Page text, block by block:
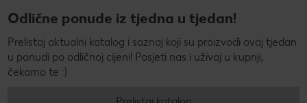
Odlične ponude iz tjedna u tjedan!
Prelistaj aktualni katalog i saznaj koji su proizvodi ovaj tjedan
u ponudi po odličnoj cijeni! Posjeti nas i uživaj u kupnji,
čekamo te :)